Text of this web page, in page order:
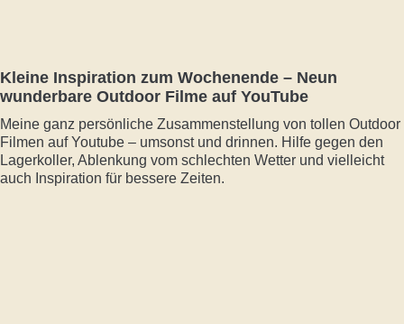
Kleine Inspiration zum Wochenende – Neun
wunderbare Outdoor Filme auf YouTube
Meine ganz persönliche Zusammenstellung von tollen Outdoor
Filmen auf Youtube – umsonst und drinnen. Hilfe gegen den
Lagerkoller, Ablenkung vom schlechten Wetter und vielleicht
auch Inspiration für bessere Zeiten.